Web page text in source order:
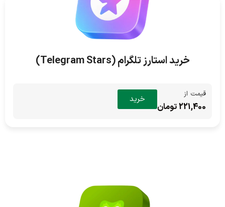
خرید استارز تلگرام (Telegram Stars)
قیمت از
221,400 تومان
خرید